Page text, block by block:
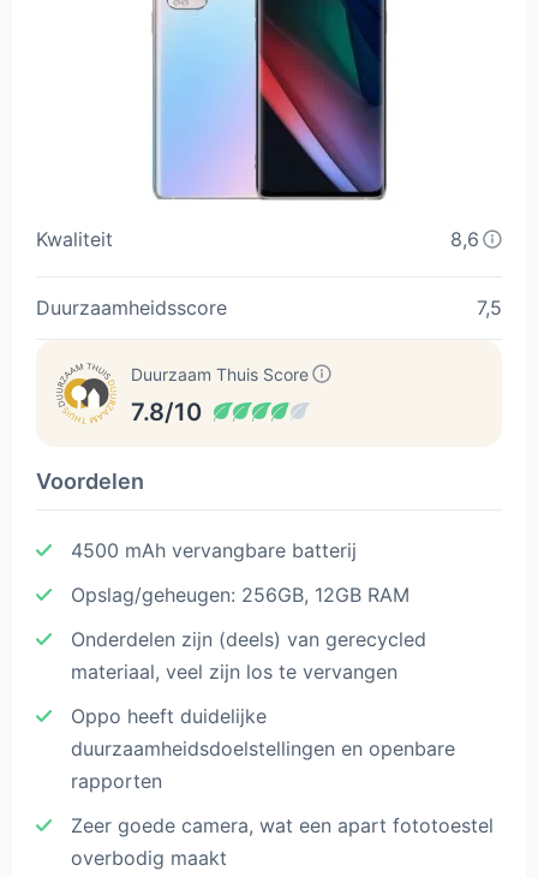
Kwaliteit 8,6
Duurzaamheidsscore 7,5
Duurzaam Thuis Score
7.8/10
Voordelen
4500 mAh vervangbare batterij
Opslag/geheugen: 256GB, 12GB RAM
Onderdelen zijn (deels) van gerecycled
materiaal, veel zijn los te vervangen
Oppo heeft duidelijke
duurzaamheidsdoelstellingen en openbare
rapporten
Zeer goede camera, wat een apart fototoestel
overbodig maakt